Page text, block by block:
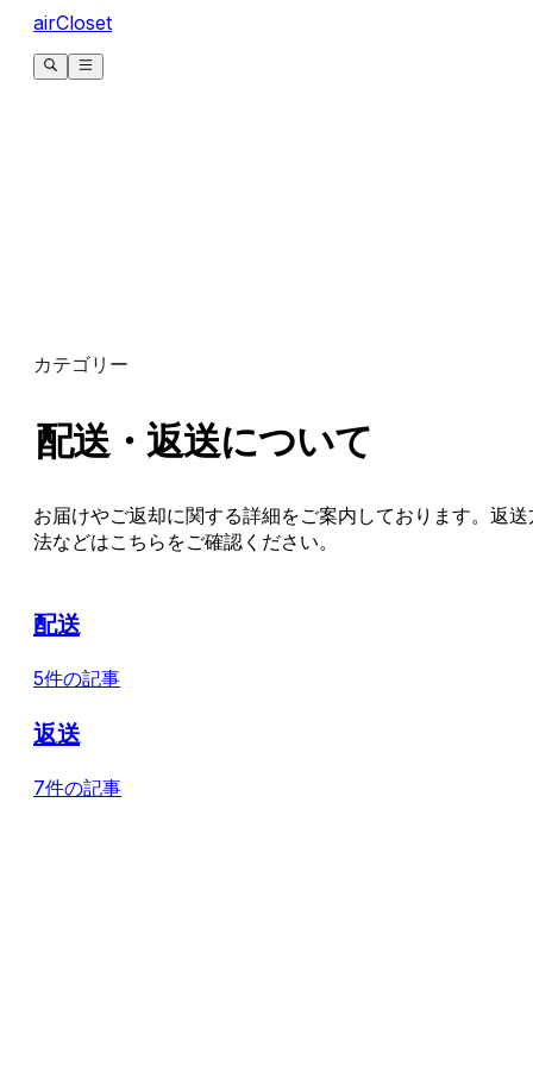
airCloset
カテゴリー
配送・返送について
お届けやご返却に関する詳細をご案内しております。返送
法などはこちらをご確認ください。
配送
5件の記事
返送
7件の記事